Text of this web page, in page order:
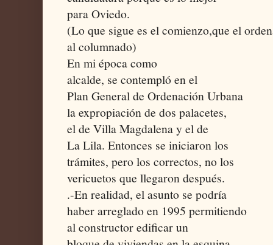
para Oviedo.
(Lo que sigue es el comienzo,que el
al columnado)
En mi época como
alcalde, se contempló en el
Plan General de Ordenación Urbana
la expropiación de dos palacetes,
el de Villa Magdalena y el de
La Lila. Entonces se iniciaron los
trámites, pero los correctos, no los
vericuetos que llegaron después.
.-En realidad, el asunto se podría
haber arreglado en 1995 permitiendo
al constructor edificar un